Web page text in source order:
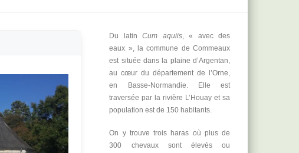
Du latinCum aquiis, « avec des
eaux », la commune de Commeaux
est située dans la plaine d’Argentan,
au cœur du département de l’Orne,
en Basse-Normandie. Elle est
traversée par la rivière L’Houay et sa
population est de 150 habitants.
On y trouve trois haras où plus de
300 chevaux sont élevés ou